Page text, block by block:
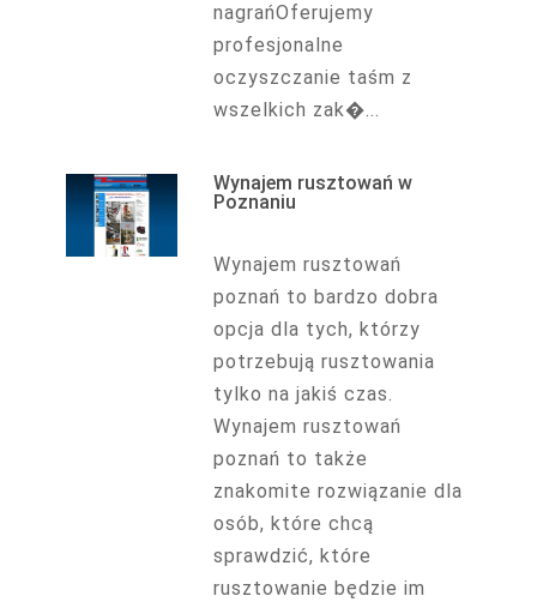
nagrańOferujemy
profesjonalne
oczyszczanie taśm z
wszelkich zak�...
Wynajem rusztowań w
Poznaniu
Wynajem rusztowań
poznań to bardzo dobra
opcja dla tych, którzy
potrzebują rusztowania
tylko na jakiś czas.
Wynajem rusztowań
poznań to także
znakomite rozwiązanie dla
osób, które chcą
sprawdzić, które
rusztowanie będzie im